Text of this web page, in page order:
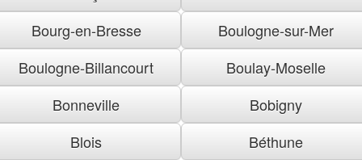
Bourg-en-Bresse
Boulogne-sur-Mer
Boulogne-Billancourt
Boulay-Moselle
Bonneville
Bobigny
Blois
Béthune